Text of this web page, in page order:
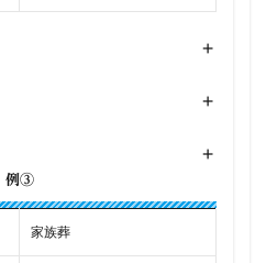
+
+
+
例③
家族葬